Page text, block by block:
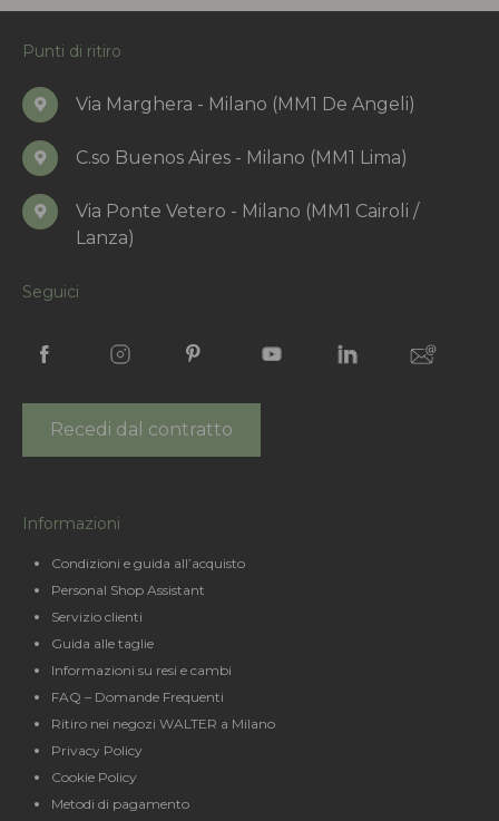
Punti di ritiro
Via Marghera - Milano (MM1 De Angeli)
C.so Buenos Aires - Milano (MM1 Lima)
Via Ponte Vetero - Milano (MM1 Cairoli /
Lanza)
Seguici
Recedi dal contratto
Informazioni
Condizioni e guida all’acquisto
Personal Shop Assistant
Servizio clienti
Guida alle taglie
Informazioni su resi e cambi
FAQ – Domande Frequenti
Ritiro nei negozi WALTER a Milano
Privacy Policy
Cookie Policy
Metodi di pagamento